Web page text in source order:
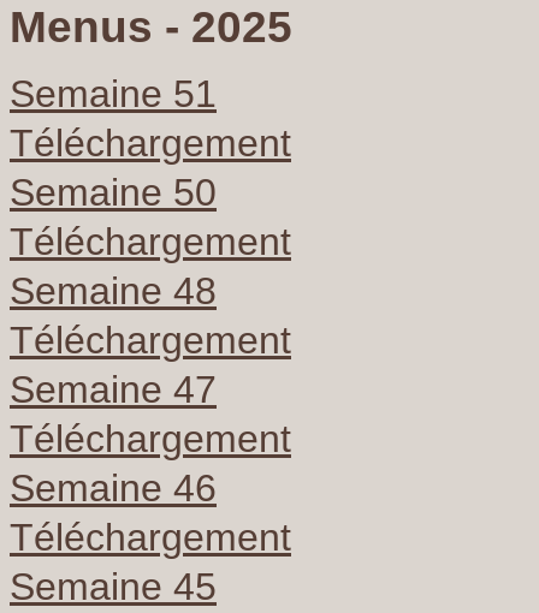
Menus - 2025
Semaine 51
Téléchargement
Semaine 50
Téléchargement
Semaine 48
Téléchargement
Semaine 47
Téléchargement
Semaine 46
Téléchargement
Semaine 45